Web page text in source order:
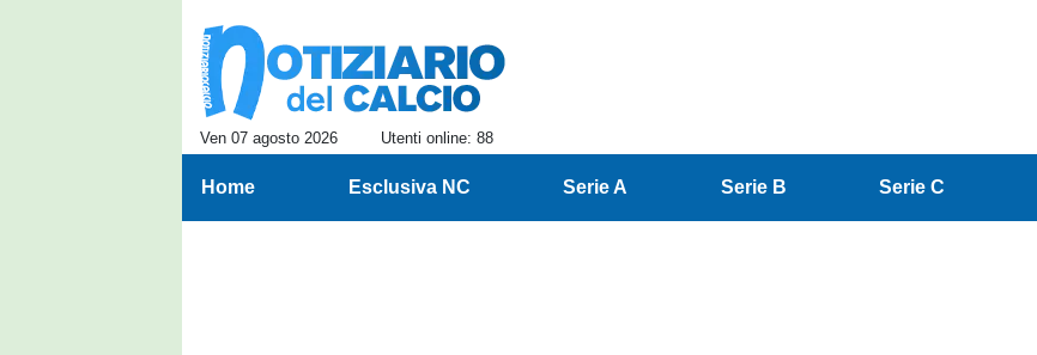
Ven 07 agosto 2026 Utenti online: 88
Home Esclusiva NC Serie A Serie B Serie C